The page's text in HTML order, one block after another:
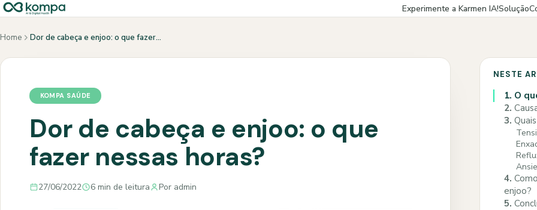
Experimente a Karmen IA!Solução
Home Dor de cabeça e enjoo: o que fazer…
KOMPA SAÚDE
Dor de cabeça e enjoo: o que
fazer nessas horas?
27/06/2022 6 min de leitura Por admin
NESTE
1. O
2.
3.
4.
enjoo?
5.